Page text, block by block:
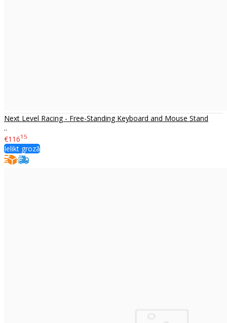
Next Level Racing - Free-Standing Keyboard and Mouse Stand
..
€11615
Ielikt grozā